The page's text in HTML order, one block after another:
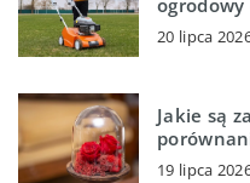
20 lipca
Jakie są
19 lipca